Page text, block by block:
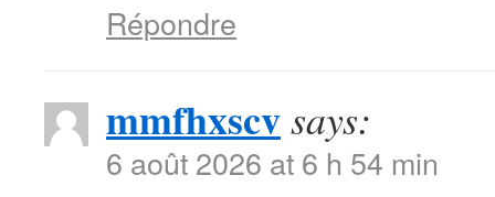
Répondre
mmfhxscvsays:
6 août 2026 at 6 h 54 min